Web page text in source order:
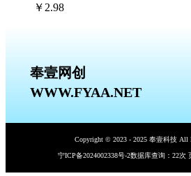
￥ 2.98
奉壹网创
WWW.FYAA.NET
Copyright © 2023 - 2025 奉壹科技 All
宁ICP备2024002338号-2数据库查询：22次